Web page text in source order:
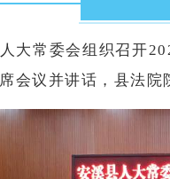
大常委会组织召开
会议并讲话，县法